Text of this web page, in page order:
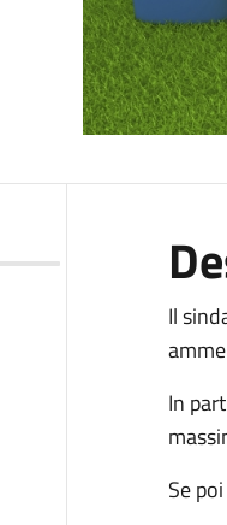
Il
In
Se